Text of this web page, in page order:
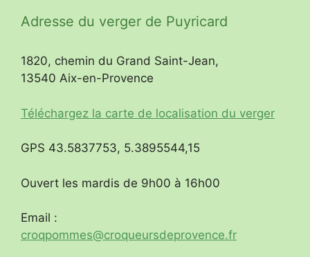
Adresse du verger de Puyricard
1820, chemin du Grand Saint-Jean,
13540 Aix-en-Provence
Téléchargez la carte de localisation du verger
GPS 43.5837753, 5.3895544,15
Ouvert les mardis de 9h00 à 16h00
Email :
croqpommes@croqueursdeprovence.fr